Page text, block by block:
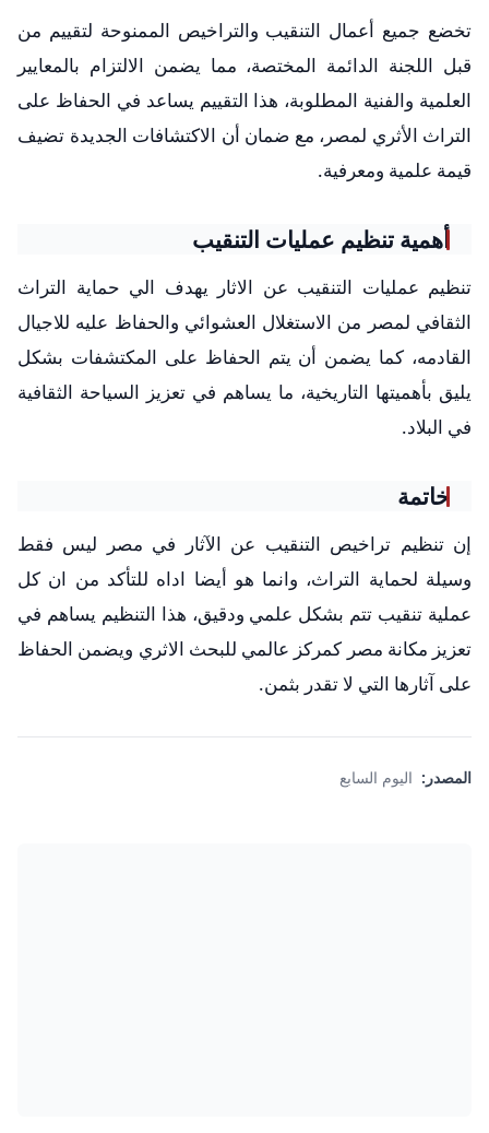
تخضع جميع أعمال التنقيب والتراخيص الممنوحة لتقييم من
قبل اللجنة الدائمة المختصة، مما يضمن الالتزام بالمعايير
العلمية والفنية المطلوبة، هذا التقييم يساعد في الحفاظ على
التراث الأثري لمصر، مع ضمان أن الاكتشافات الجديدة تضيف
قيمة علمية ومعرفية.
أهمية تنظيم عمليات التنقيب
تنظيم عمليات التنقيب عن الاثار يهدف الي حماية التراث
الثقافي لمصر من الاستغلال العشوائي والحفاظ عليه للاجيال
القادمه، كما يضمن أن يتم الحفاظ على المكتشفات بشكل
يليق بأهميتها التاريخية، ما يساهم في تعزيز السياحة الثقافية
في البلاد.
خاتمة
إن تنظيم تراخيص التنقيب عن الآثار في مصر ليس فقط
وسيلة لحماية التراث، وانما هو أيضا اداه للتأكد من ان كل
عملية تنقيب تتم بشكل علمي ودقيق، هذا التنظيم يساهم في
تعزيز مكانة مصر كمركز عالمي للبحث الاثري ويضمن الحفاظ
على آثارها التي لا تقدر بثمن.
المصدر: اليوم السابع